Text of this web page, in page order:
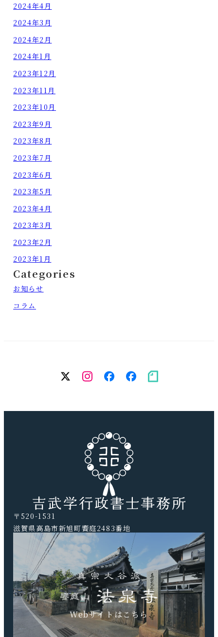
2024年4月
2024年3月
2024年2月
2024年1月
2023年12月
2023年11月
2023年10月
2023年9月
2023年8月
2023年7月
2023年6月
2023年5月
2023年4月
2023年3月
2023年2月
2023年1月
Categories
お知らせ
コラム
twitter
Instagram
facebook（個
人）
facebook（
務
note
〒520-1531
滋賀県高島市新旭町饗庭2483番地
TEL.0740-20-9041 FAX.0740-20-9042
Webサイトはこちら